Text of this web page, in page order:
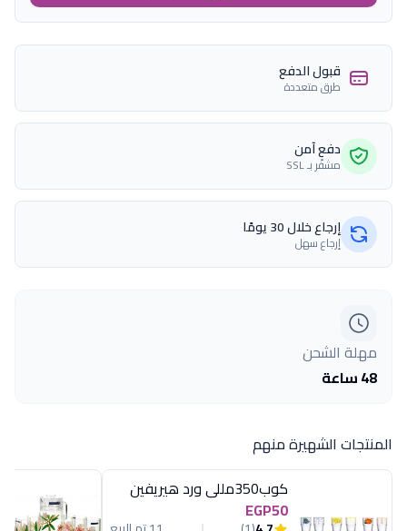
قبول الدفع
طرق متعددة
دفع آمن
مشفّر بـ SSL
إرجاع خلال 30 يومًا
إرجاع سهل
مهلة الشحن
48 ساعة
المنتجات الشهيرة منهم
كوب350مللى ورد هيريفين
EGP50